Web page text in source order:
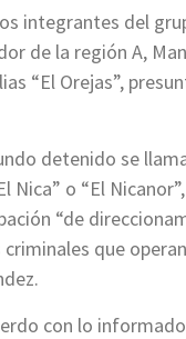
integrantes del
de la región A,
“El Orejas”,
detenido se
Nica” o “El
“de
criminales que
con lo